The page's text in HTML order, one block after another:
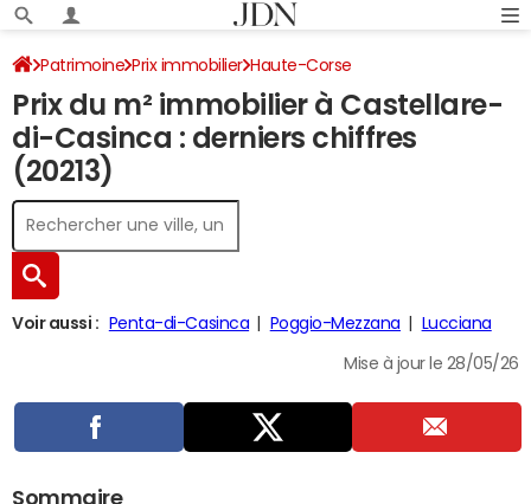
Patrimoine Prix immobilier Haute-Corse
Castellare-di-Casinca
Prix du m² immobilier à Castellare-
di-Casinca : derniers chiffres
(20213)
Voir aussi : Penta-di-Casinca Poggio-Mezzana Lucciana
Mise à jour le 28/05/26
Sommaire